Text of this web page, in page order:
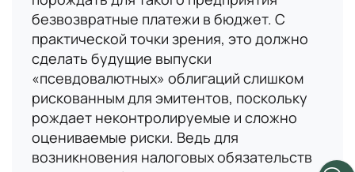
безвозвратные платежи в бюджет. С
практической точки зрения, это должно
сделать будущие выпуски
«псевдовалютных» облигаций слишком
рискованным для эмитентов, поскольку
рождает неконтролируемые и сложно
оцениваемые риски. Ведь для
возникновения налоговых обязательств
Имя
Email
В данный момент платформа
находится в разработке,
следите за новостями о
запуске!